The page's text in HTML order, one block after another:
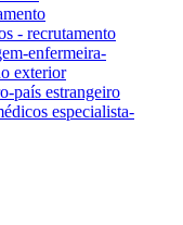
- recrutamento
enfermeira-
exterior
país estrangeiro
especialista-